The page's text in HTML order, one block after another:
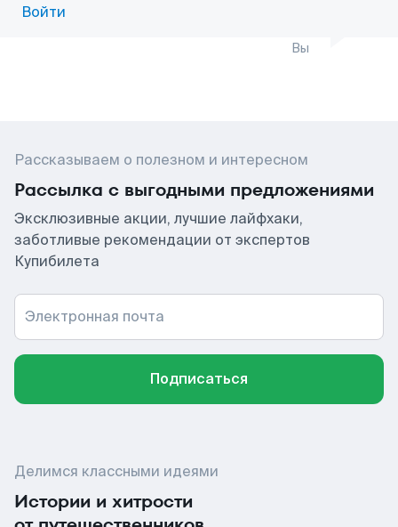
Войти
Вы
Рассказываем о полезном и интересном
Рассылка с выгодными предложениями
Эксклюзивные акции, лучшие лайфхаки,
заботливые рекомендации от экспертов
Купибилета
Электронная почта
Подписаться
Делимся классными идеями
Истории и хитрости